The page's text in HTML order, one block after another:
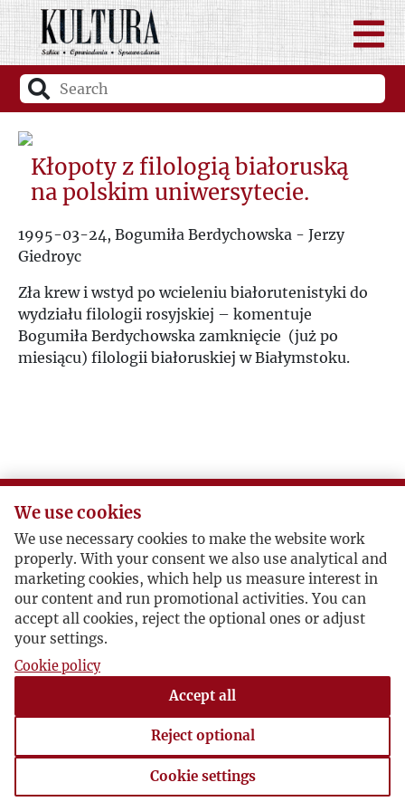
Kłopoty z filologią białoruską
na polskim uniwersytecie.
1995-03-24, Bogumiła Berdychowska - Jerzy
Giedroyc
Zła krew i wstyd po wcieleniu białorutenistyki do
wydziału filologii rosyjskiej – komentuje
Bogumiła Berdychowska zamknięcie (już po
miesiącu) filologii białoruskiej w Białymstoku.
We use cookies
We use necessary cookies to make the website work
properly. With your consent we also use analytical and
marketing cookies, which help us measure interest in
our content and run promotional activities. You can
accept all cookies, reject the optional ones or adjust
your settings.
Cookie policy
Accept all
Reject optional
Cookie settings
Cookie settings